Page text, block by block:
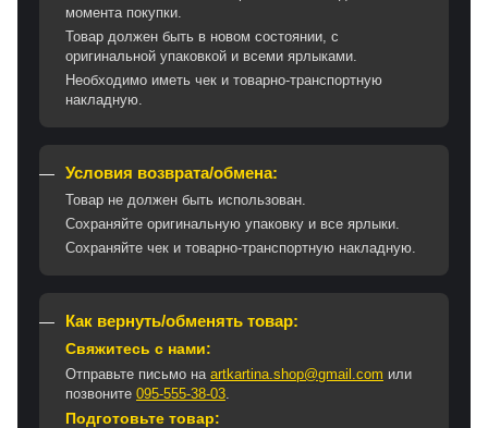
момента покупки.
Товар должен быть в новом состоянии, с
оригинальной упаковкой и всеми ярлыками.
Необходимо иметь чек и товарно-транспортную
накладную.
Условия возврата/обмена:
Товар не должен быть использован.
Сохраняйте оригинальную упаковку и все ярлыки.
Сохраняйте чек и товарно-транспортную накладную.
Как вернуть/обменять товар:
Свяжитесь с нами:
Отправьте письмо на artkartina.shop@gmail.com или
позвоните 095-555-38-03
Подготовьте товар: